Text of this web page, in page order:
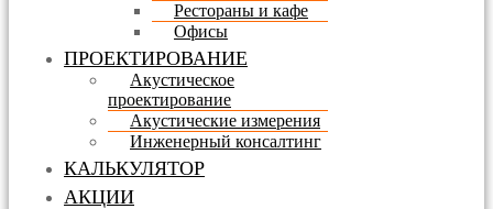
Рестораны и кафе
Офисы
ПРОЕКТИРОВАНИЕ
Акустическое
проектирование
Акустические измерения
Инженерный консалтинг
КАЛЬКУЛЯТОР
АКЦИИ